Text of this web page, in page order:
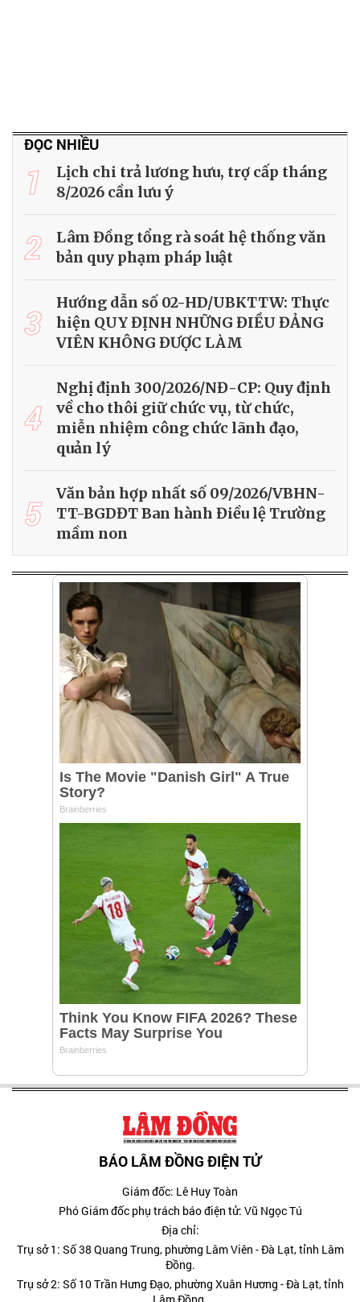
ĐỌC NHIỀU
1
Lịch chi trả lương hưu, trợ cấp tháng
8/2026 cần lưu ý
2
Lâm Đồng tổng rà soát hệ thống văn
bản quy phạm pháp luật
3
Hướng dẫn số 02-HD/UBKTTW: Thực
hiện QUY ĐỊNH NHỮNG ĐIỀU ĐẢNG
VIÊN KHÔNG ĐƯỢC LÀM
4
Nghị định 300/2026/NĐ-CP: Quy định
về cho thôi giữ chức vụ, từ chức,
miễn nhiệm công chức lãnh đạo,
quản lý
5
Văn bản hợp nhất số 09/2026/VBHN-
TT-BGDĐT Ban hành Điều lệ Trường
mầm non
BÁO LÂM ĐỒNG ĐIỆN TỬ
Giám đốc: Lê Huy Toàn
Phó Giám đốc phụ trách báo điện tử: Vũ Ngọc Tú
Địa chỉ:
Trụ sở 1: Số 38 Quang Trung, phường Lâm Viên - Đà Lạt, tỉnh Lâm
Đồng.
Trụ sở 2: Số 10 Trần Hưng Đạo, phường Xuân Hương - Đà Lạt, tỉnh